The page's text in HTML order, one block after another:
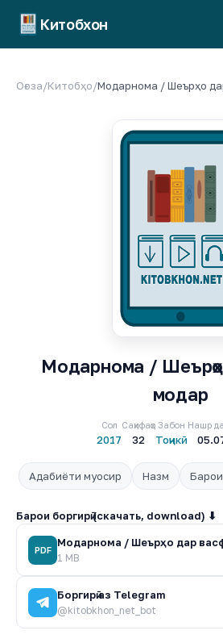
Китобхон
Оғоза/Китобҳо/Модарнома / Шеърҳо
Барои боргирӣ (скачать, download) ⬇
PDF
Модарнома / Шеърҳо дар
1 MB
Боргирӣ аз Telegram
@kitobkhon_net_bot
Модарнома /
модар
Сол
2017
Саҳифаҳо
32
Забон
Тоҷикӣ
Нашр
Адабиёти муосир Назм